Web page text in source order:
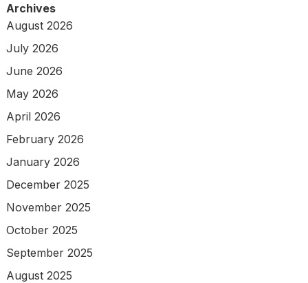
Archives
August 2026
July 2026
June 2026
May 2026
April 2026
February 2026
January 2026
December 2025
November 2025
October 2025
September 2025
August 2025